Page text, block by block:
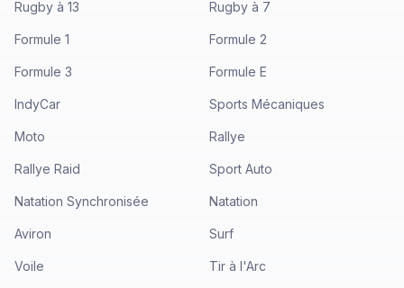
Rugby à 13 Rugby à 7
Formule 1 Formule 2
Formule 3 Formule E
IndyCar Sports Mécaniques
Moto Rallye
Rallye Raid Sport Auto
Natation Synchronisée Natation
Aviron Surf
Voile Tir à l'Arc